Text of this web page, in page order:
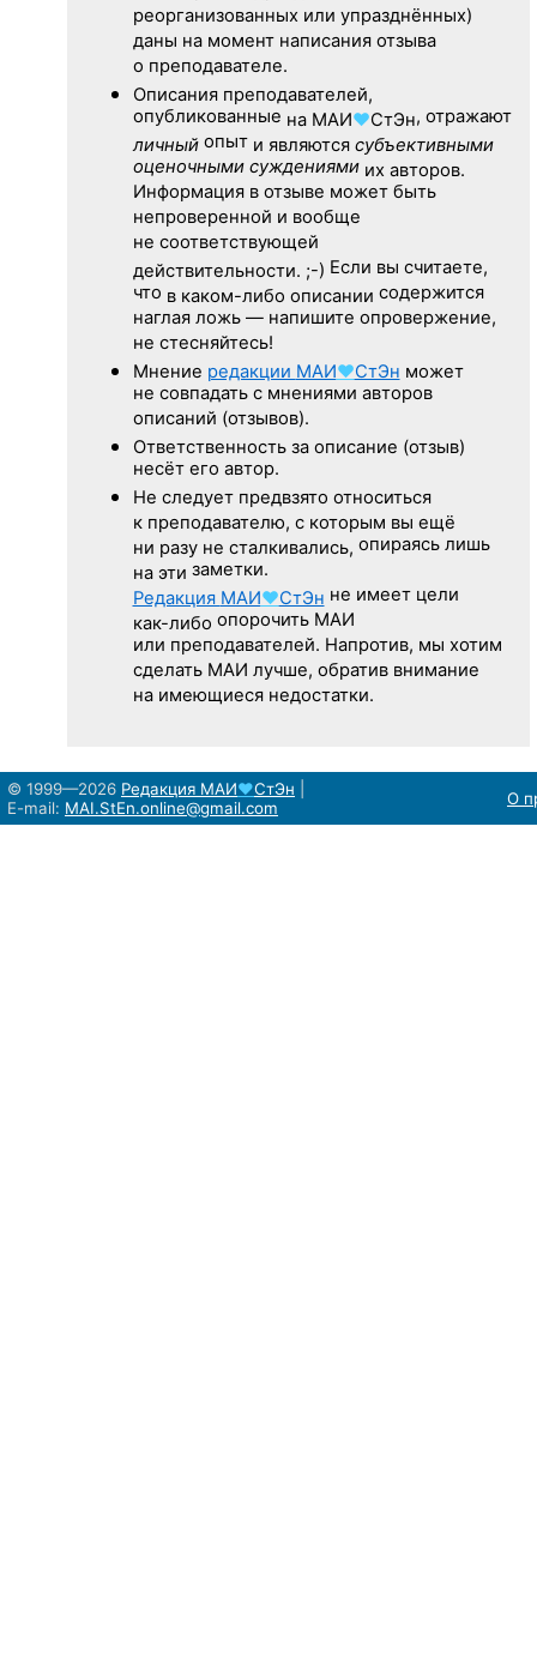
реорганизованных или упразднённых)
даны на момент написания отзыва
о преподавателе.
Описания преподавателей,
опубликованные на МАИ♥СтЭн, отражают
личныйопыт и являются субъективными
оценочными суждениямиих авторов.
Информация в отзыве может быть
непроверенной и вообще
не соответствующей
действительности. ;-) Если вы считаете,
что в каком-либо описании содержится
наглая ложь — напишите опровержение,
не стесняйтесь!
Мнение редакции МАИ♥СтЭн может
не совпадать с мнениями авторов
описаний (отзывов).
Ответственность за описание (отзыв)
несёт его автор.
Не следуетпредвзято относиться
к преподавателю, с которым вы ещё
ни разу не сталкивались, опираясь лишь
на эти заметки.
Редакция МАИ♥СтЭн не имеет цели
как-либо опорочить МАИ
или преподавателей. Напротив, мы хотим
сделать МАИ лучше, обратив внимание
на имеющиеся недостатки.
© 1999—2026 Редакция МАИ♥СтЭн
E-mail: MAI.StEn.online@gmail.com О